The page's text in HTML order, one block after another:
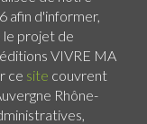
afin d'informer,
le projet de
VIVRE MA
ce site couvrent
Rhône-